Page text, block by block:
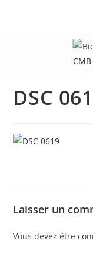
DSC
Laisser un
Vous devez être